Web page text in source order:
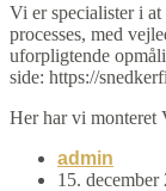
Vi er specialister i
processes, med
uforpligtende
side: https://
Her har vi monteret
admin
15. december